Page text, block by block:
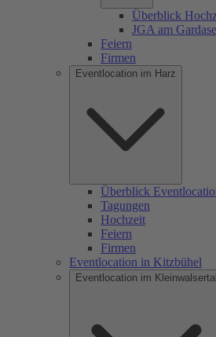
Überblick
JGA am
Feiern
Firmen
Eventlocation im Harz
Überblick
Tagungen
Hochzeit
Feiern
Firmen
Eventlocation in Kitzbühel
Eventlocation im Kleinwalsertal